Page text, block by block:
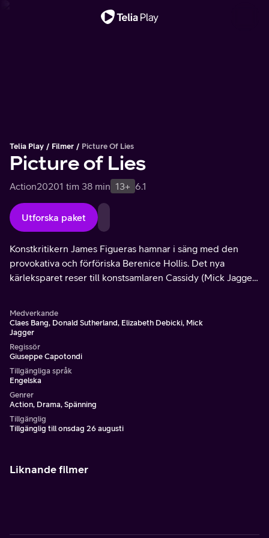
Telia Play Filmer Picture Of Lies
Picture of Lies
Action20201 tim 38 min 13+ 6.1
Utforska paket
Konstkritikern James Figueras hamnar i säng med den
provokativa och förföriska Berenice Hollis. Det nya
kärleksparet reser till konstsamlaren Cassidy (Mick Jagger)
Medverkande
Claes Bang, Donald Sutherland, Elizabeth Debicki, Mick
Jagger
Regissör
Giuseppe Capotondi
Tillgängliga språk
Engelska
Genrer
Action, Drama, Spänning
Tillgänglig
Tillgänglig till onsdag 26 augusti
Liknande filmer